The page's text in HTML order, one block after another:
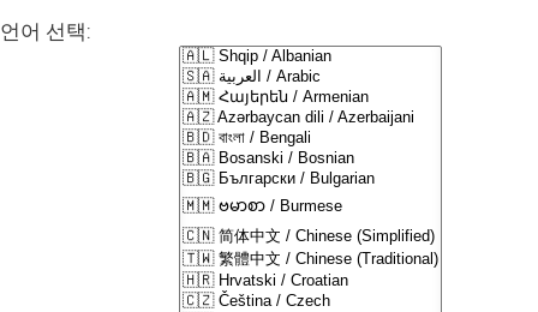
언어 선택: